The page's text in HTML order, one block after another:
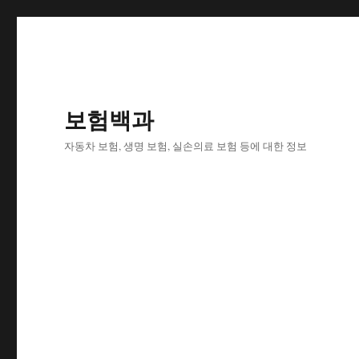
보험백과
자동차 보험, 생명 보험, 실손의료 보험 등에 대한 정보